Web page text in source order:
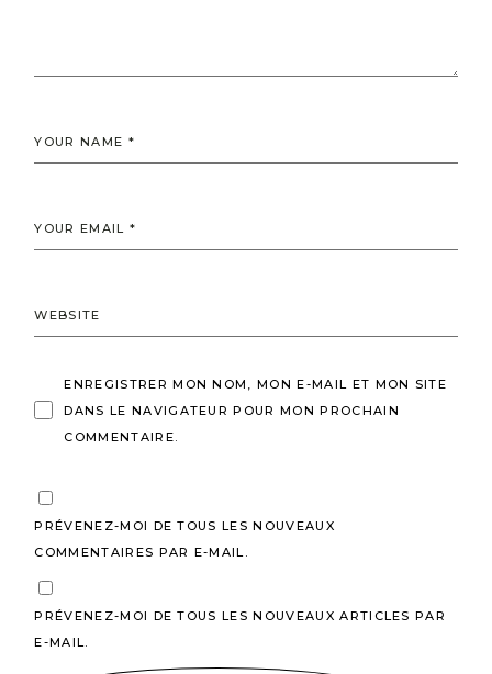
ENREGISTRER MON NOM, MON E-MAIL ET MON SITE
DANS LE NAVIGATEUR POUR MON PROCHAIN
COMMENTAIRE.
PRÉVENEZ-MOI DE TOUS LES NOUVEAUX
COMMENTAIRES PAR E-MAIL.
PRÉVENEZ-MOI DE TOUS LES NOUVEAUX ARTICLES PAR
E-MAIL.